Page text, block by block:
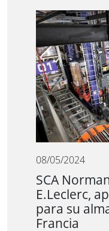
08/05/2024
SCA
E.Leclerc,
para su
Francia